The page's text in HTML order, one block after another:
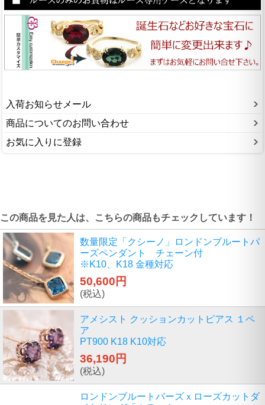
入荷お知らせメール
商品についてのお問い合わせ
お気に入りに登録
この商品を見た人は、こちらの商品もチェックしています！
数量限定「クシーノ」ロンドンブルートパ
ーズペンダント チェーン付
※K10、K18 金種対応
50,600円
(税込)
アメシスト クッションカットピアス １ペ
ア
PT900 K18 K10対応
36,190円
(税込)
ロンドンブルートパーズｘローズカットダ